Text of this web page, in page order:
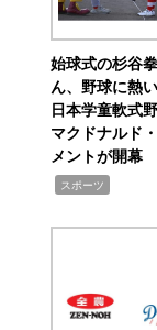
始球式の杉谷
ん、野球に熱
日本学童軟式
マクドナルド
メントが開幕
スポーツ